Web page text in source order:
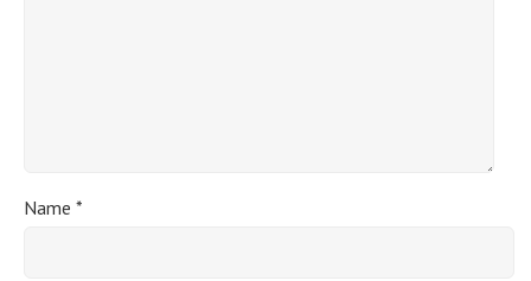
Name *